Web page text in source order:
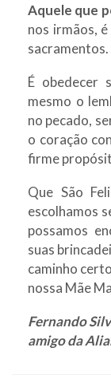
Aquele que
nos irmãos,
sacramentos.
É obedecer
mesmo o
no pecado,
o coração
firme
Que São
escolhamos
possamos
suas
caminho
nossa Mãe
Fernando
amigo da